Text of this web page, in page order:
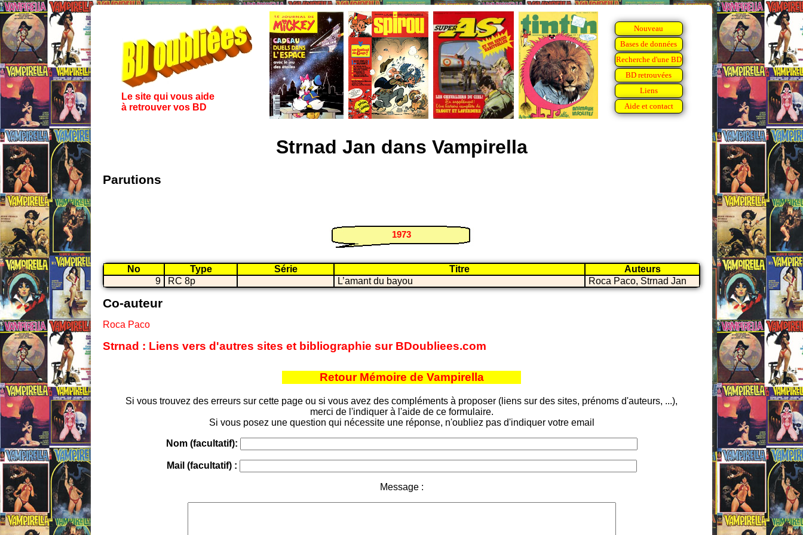
Le site qui vous aide
à retrouver vos BD
Nouveau
Bases de données
Recherche d'une BD
BD retrouvées
Liens
Aide et contact
Strnad Jan dans Vampirella
Parutions
1973
No Type Série Titre
Auteurs
9
RC 8p L’amant du bayou Roca Paco, Strnad Jan
Co-auteur
Roca Paco
Strnad : Liens vers d'autres sites et bibliographie sur BDoubliees.com
Retour Mémoire de Vampirella
Si vous trouvez des erreurs sur cette page ou si vous avez des compléments à proposer (liens sur des sites, prénoms d'auteurs, ...),
merci de l'indiquer à l'aide de ce formulaire.
Si vous posez une question qui nécessite une réponse, n'oubliez pas d'indiquer votre email
Nom (facultatif):
Mail (facultatif) :
Message :